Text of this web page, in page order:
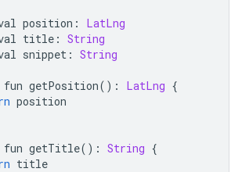
position :
LatLng
title : String
snippet : String
fun getPosition(): LatLng {
position
fun getTitle(): String {
title